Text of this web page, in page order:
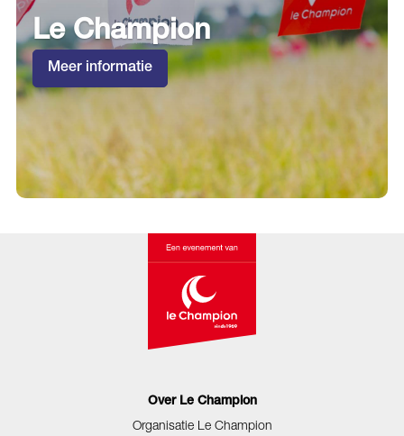
Le Champion
Meer informatie
Over Le Champion
Organisatie Le Champion